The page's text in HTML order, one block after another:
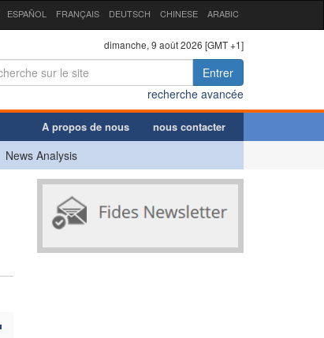
ESPAÑOL FRANÇAIS DEUTSCH CHINESE ARABIC
dimanche, 9 août 2026 [GMT +1]
Entrer
recherche avancée
A propos de nous nous contacter
News Analysis